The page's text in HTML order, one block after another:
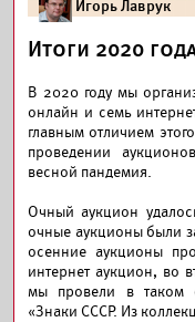
Игорь Лаврук
Итоги 2020
В 2020 году мы
онлайн и семь
главным отличием
проведении
весной пандемия.
Очный аукцион
очные аукционы были
осенние аукционы
интернет аукцион, во
мы провели в таком
«Знаки СССР. Из